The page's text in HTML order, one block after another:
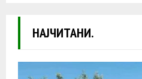
НАЈЧИТАНИ.